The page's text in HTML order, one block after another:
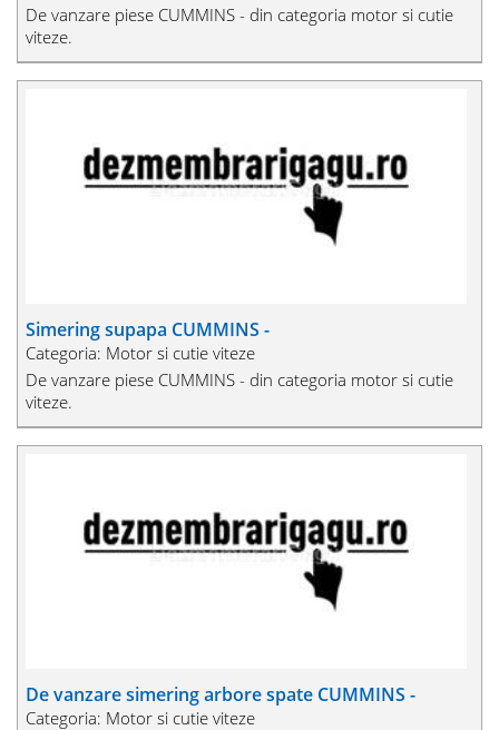
De vanzare piese CUMMINS - din categoria motor si cutie
viteze.
Simering supapa CUMMINS -
Categoria: Motor si cutie viteze
De vanzare piese CUMMINS - din categoria motor si cutie
viteze.
De vanzare simering arbore spate CUMMINS -
Categoria: Motor si cutie viteze